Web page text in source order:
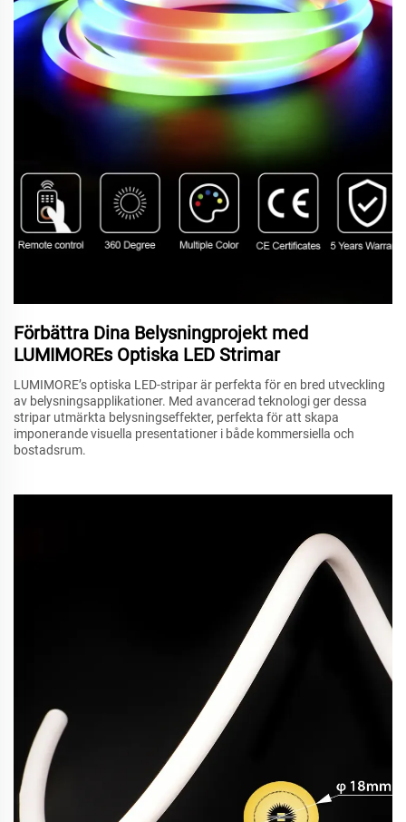
Förbättra Dina Belysningprojekt med
LUMIMOREs Optiska LED Strimar
LUMIMORE’s optiska LED-stripar är perfekta för en bred utveckling
av belysningsapplikationer. Med avancerad teknologi ger dessa
stripar utmärkta belysningseffekter, perfekta för att skapa
imponerande visuella presentationer i både kommersiella och
bostadsrum.